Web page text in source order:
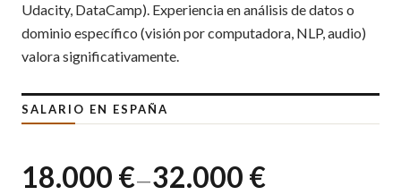
Udacity, DataCamp). Experiencia en análisis de datos o
dominio específico (visión por computadora, NLP, audio)
valora significativamente.
SALARIO EN ESPAÑA
18.000 €—32.000 €